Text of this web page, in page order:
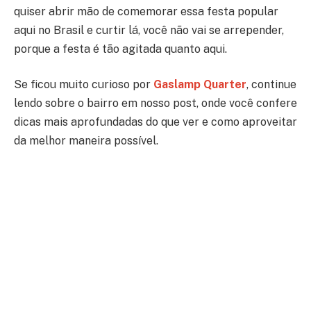
quiser abrir mão de comemorar essa festa popular
aqui no Brasil e curtir lá, você não vai se arrepender,
porque a festa é tão agitada quanto aqui.
Se ficou muito curioso por Gaslamp Quarter, continue
lendo sobre o bairro em nosso post, onde você confere
dicas mais aprofundadas do que ver e como aproveitar
da melhor maneira possível.